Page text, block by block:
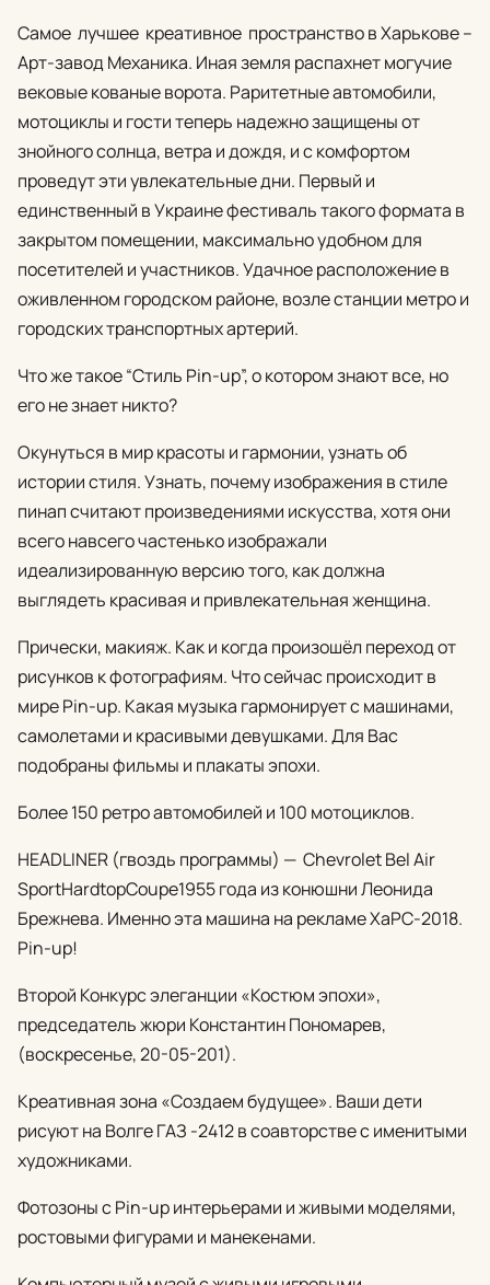
Самое лучшее креативное пространство в Харькове –
Арт-завод Механика. Иная земля распахнет могучие
вековые кованые ворота. Раритетные автомобили,
мотоциклы и гости теперь надежно защищены от
знойного солнца, ветра и дождя, и с комфортом
проведут эти увлекательные дни. Первый и
единственный в Украине фестиваль такого формата в
закрытом помещении, максимально удобном для
посетителей и участников. Удачное расположение в
оживленном городском районе, возле станции метро и
городских транспортных артерий.
Что же такое “Стиль Pin-up”, о котором знают все, но
его не знает никто?
Окунуться в мир красоты и гармонии, узнать об
истории стиля. Узнать, почему изображения в стиле
пинап считают произведениями искусства, хотя они
всего навсего частенько изображали
идеализированную версию того, как должна
выглядеть красивая и привлекательная женщина.
Прически, макияж. Как и когда произошёл переход от
рисунков к фотографиям. Что сейчас происходит в
мире Pin-up. Какая музыка гармонирует с машинами,
самолетами и красивыми девушками. Для Вас
подобраны фильмы и плакаты эпохи.
Более 150 ретро автомобилей и 100 мотоциклов.
HEADLINER (гвоздь программы) — Chevrolet Bel Air
SportHardtopCoupe1955 года из конюшни Леонида
Брежнева. Именно эта машина на рекламе ХаРС-2018.
Pin-up!
Второй Конкурс элеганции «Костюм эпохи»,
председатель жюри Константин Пономарев,
(воскресенье, 20-05-201).
Креативная зона «Создаем будущее». Ваши дети
рисуют на Волге ГАЗ -2412 в соавторстве с именитыми
художниками.
Фотозоны с Pin-up интерьерами и живыми моделями,
ростовыми фигурами и манекенами.